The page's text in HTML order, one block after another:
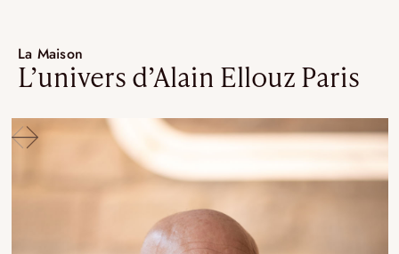
La Maison
L’univers d’Alain Ellouz Paris